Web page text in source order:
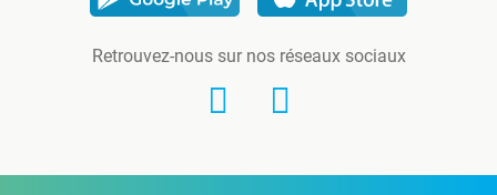
Retrouvez-nous sur nos réseaux sociaux